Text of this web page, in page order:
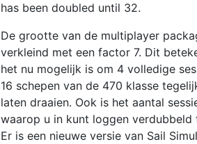
has been doubled until 32.
De grootte van de multiplayer
verkleind met een factor 7. Dit
het nu mogelijk is om 4 volledige
16 schepen van de 470 klasse
laten draaien. Ook is het aantal
waarop u in kunt loggen verdubbeld
Er is een nieuwe versie van Sail